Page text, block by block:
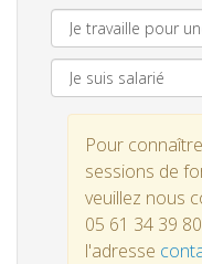
Pour
sessions de
veuillez nous
05 61 34 39
l'adresse